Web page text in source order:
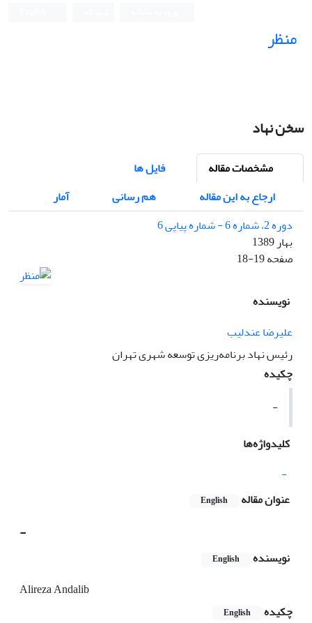
منظر
سخن نهاد
مشخصات مقاله
فایل ها
ارجاع به این مقاله
هم رسانی
آمار
دوره 2، شماره 6 - شماره پیاپی 6
بهار 1389
صفحه18-19
نویسنده
علیرضا عندلیب
رئیس نهاد برنامه‌ریزی توسعه شهری تهران
چکیده
-
کلیدواژه‌ها
-
عنوان مقاله
English
-
نویسنده English
Alireza Andalib
چکیده
English